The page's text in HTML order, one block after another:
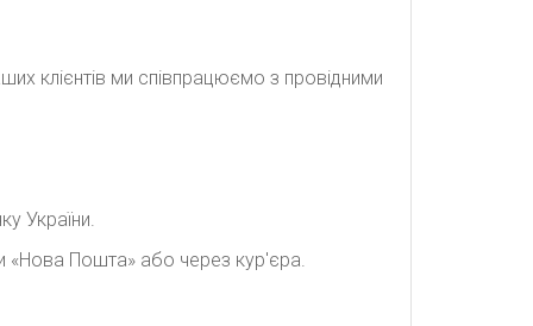
клієнтів ми співпрацюємо з провідними
України.
«Нова Пошта» або через кур'єра.